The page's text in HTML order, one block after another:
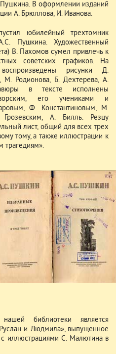
В оформлении изданий
А. Брюллова, И. Иванова.
юбилейный трехтомник
Пушкина. Художественный
В. Пахомов сумел привлечь к
советских графиков. На
рисунки Д.
М. Родионова, Б. Дехтерева, А.
в тексте исполнены
его учениками и
Ф. Константиновым, М.
А. Билль. Резцу
лист, общий для всех трех
тому, а также иллюстрации к
трагедиям».
библиотеки является
и Людмила», выпущенное
иллюстрациями С. Малютина в